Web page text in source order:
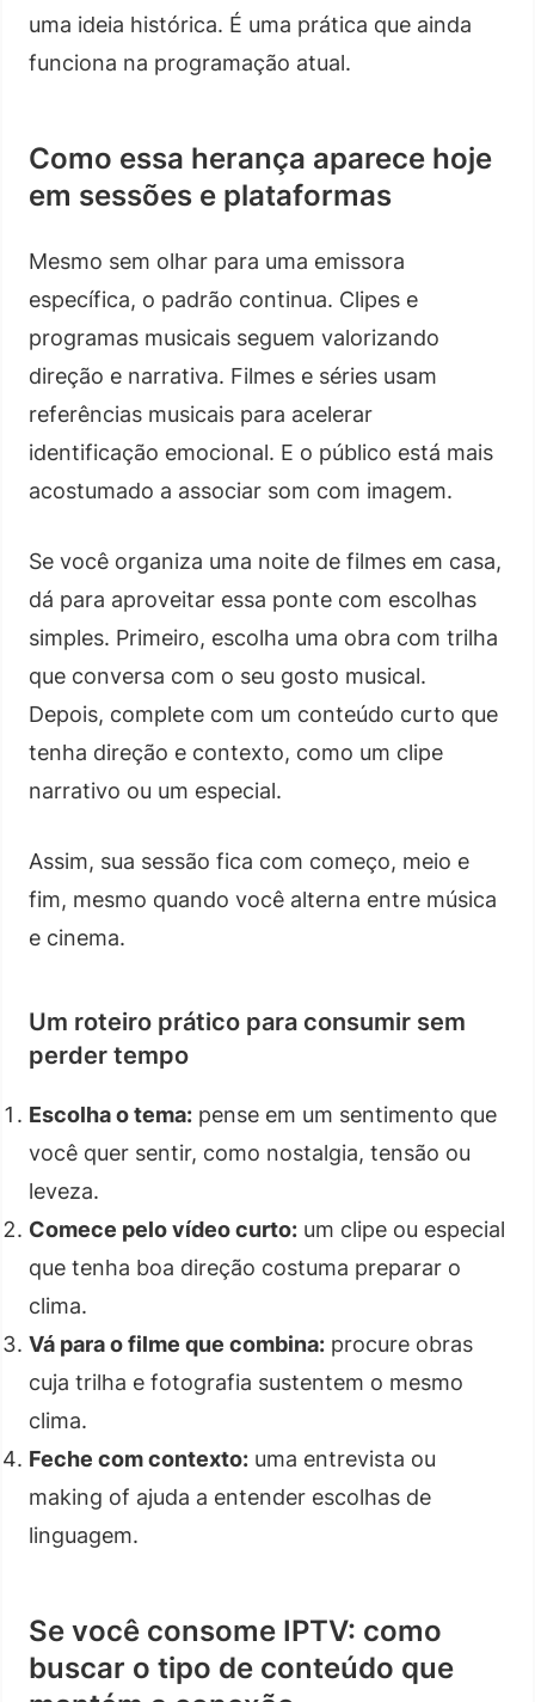
uma ideia histórica. É uma prática que ainda
funciona na programação atual.
Como essa herança aparece hoje
em sessões e plataformas
Mesmo sem olhar para uma emissora
específica, o padrão continua. Clipes e
programas musicais seguem valorizando
direção e narrativa. Filmes e séries usam
referências musicais para acelerar
identificação emocional. E o público está mais
acostumado a associar som com imagem.
Se você organiza uma noite de filmes em casa,
dá para aproveitar essa ponte com escolhas
simples. Primeiro, escolha uma obra com trilha
que conversa com o seu gosto musical.
Depois, complete com um conteúdo curto que
tenha direção e contexto, como um clipe
narrativo ou um especial.
Assim, sua sessão fica com começo, meio e
fim, mesmo quando você alterna entre música
e cinema.
Um roteiro prático para consumir sem
perder tempo
Escolha o tema: pense em um sentimento que
você quer sentir, como nostalgia, tensão ou
leveza.
Comece pelo vídeo curto: um clipe ou especial
que tenha boa direção costuma preparar o
clima.
Vá para o filme que combina: procure obras
cuja trilha e fotografia sustentem o mesmo
clima.
Feche com contexto: uma entrevista ou
making of ajuda a entender escolhas de
linguagem.
Se você consome IPTV: como
buscar o tipo de conteúdo que